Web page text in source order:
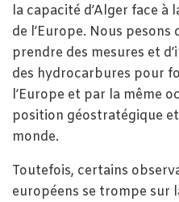
la capacité d’Alger face à
de l’Europe. Nous pesons
prendre des mesures et
des hydrocarbures pour
l’Europe et par la même
position géostratégique
monde.
Toutefois, certains
européens se trompe sur